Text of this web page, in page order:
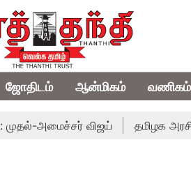
ஜோதிடம் ஆன்மிகம் வணிகம்
விஜய் தமிழக அரசியலில்